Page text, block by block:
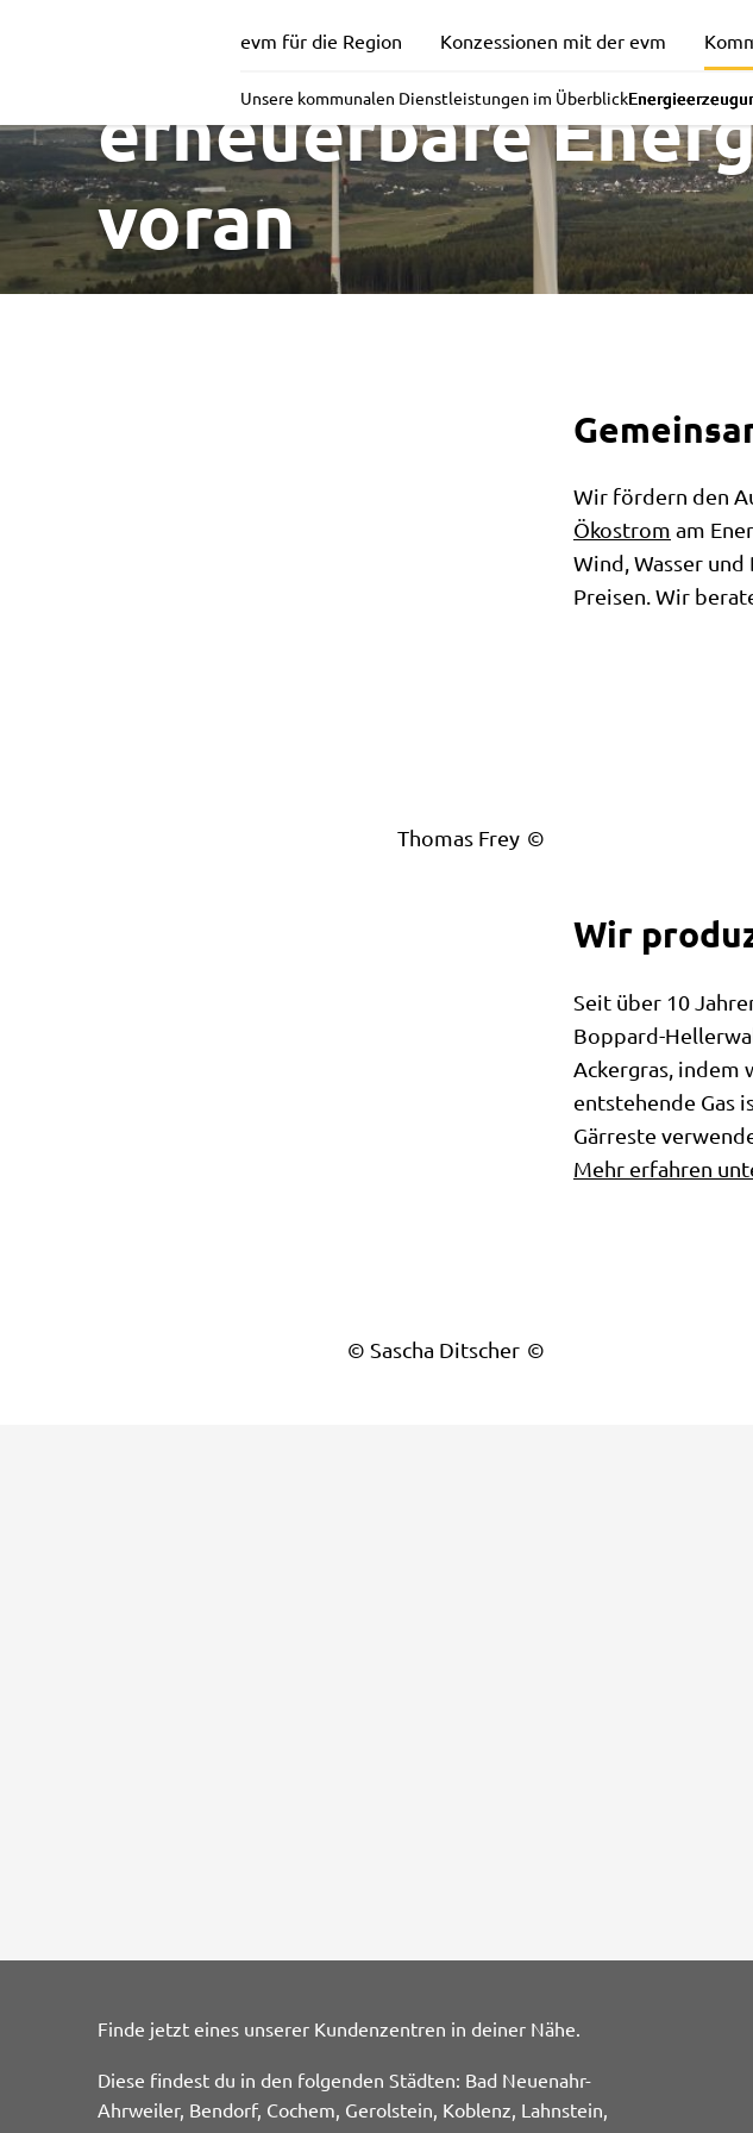
evm für die Region Konzessionen mit der evm
Unsere kommunalen Dienstleistungen im Überblick
Wir treiben
erneuerbare
voran
Thomas Frey
Wir fördern den
Ökostrom am
Wind, Wasser
Preisen. Wir
© Sascha Ditscher
Wir
Seit über 10
Boppard-
Ackergras, indem
entstehende Gas
Gärreste
Mehr erfahren
Finde jetzt eines unserer Kundenzentren in deiner Nähe.
Diese findest du in den folgenden Städten: Bad Neuenahr-
Ahrweiler, Bendorf, Cochem, Gerolstein, Koblenz, Lahnstein,